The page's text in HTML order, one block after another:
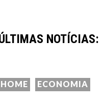
NOTÍCIAS:
ÓRGÃOS
HOME ECONOMIA